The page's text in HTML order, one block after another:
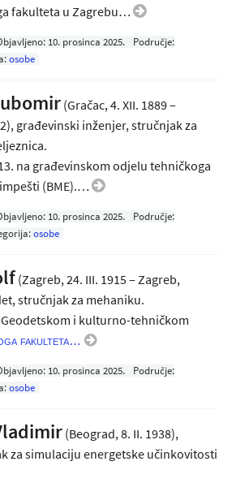
fakulteta u Zagrebu…
10. prosinca 2025.
Područje:
osobe
(Gračac, 4. XII. 1889 –
građevinski inženjer, stručnjak za
na građevinskom odjelu tehničkoga
(BME).…
10. prosinca 2025.
Područje:
osobe
(Zagreb, 24. III. 1915 ‒ Zagreb,
stručnjak za mehaniku.
i kulturno-tehničkom
fakulteta…
10. prosinca 2025.
Područje:
osobe
(Beograd, 8. II. 1938),
za simulaciju energetske učinkovitosti